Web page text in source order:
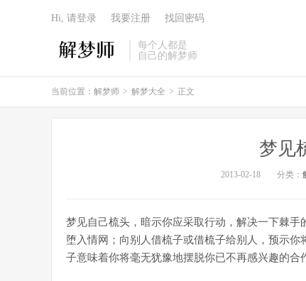
每个人都是
自己的解梦师
Hi, 请登录 我要注册 找回密码
当前位置： 解梦师 > 解梦大全 > 正文
梦见
2013-02-18 分类：
梦见自己梳头，暗示你应采取行动，解决一下棘
堕入情网；向别人借梳子或借梳子给别人，预示
子意味着你将毫无犹豫地摆脱你已不再感兴趣的合